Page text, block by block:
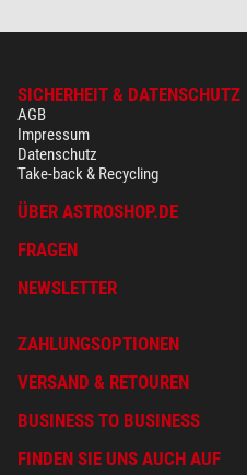
SICHERHEIT & DATENSCHUTZ
AGB
Impressum
Datenschutz
Take-back & Recycling
ÜBER ASTROSHOP.DE
FRAGEN
NEWSLETTER
ZAHLUNGSOPTIONEN
VERSAND & RETOUREN
BUSINESS TO BUSINESS
FINDEN SIE UNS AUCH AUF